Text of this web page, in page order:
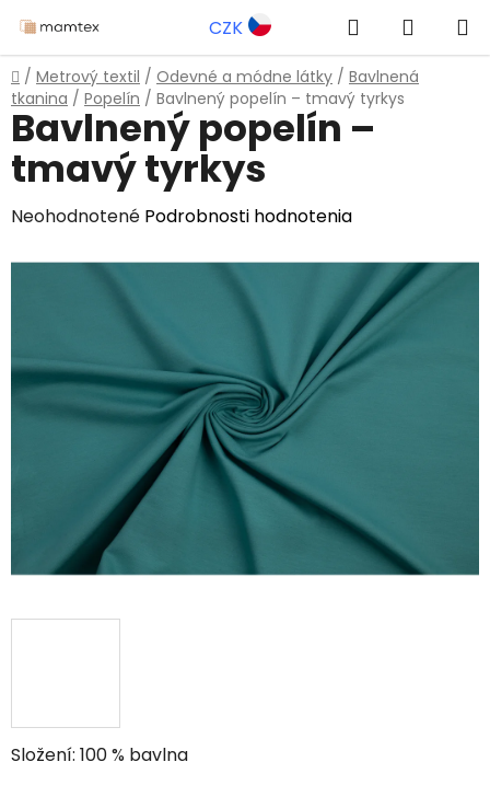
na
obsah
CZK Hľadať
KOŠÍK
Domov
/ Metrový textil / Odevné a módne látky / Bavlnená
tkanina / Popelín / Bavlnený popelín – tmavý tyrkys
Složení: 100 % bavlna
Bavlnený popelín –
tmavý tyrkys
Priemerné
z
5
hviezdičiek.
Neohodnotené Podrobnosti hodnotenia